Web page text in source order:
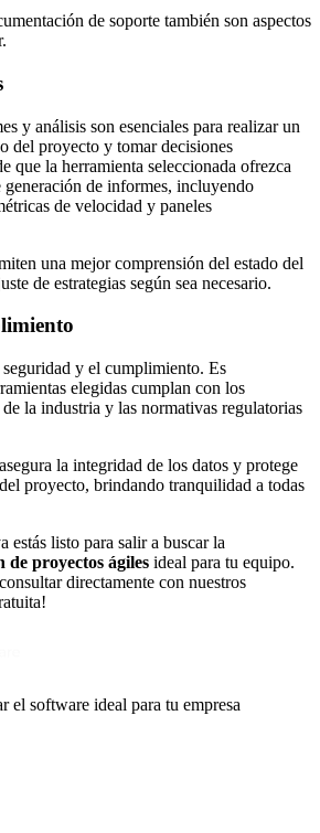
de soporte también son aspectos
y análisis son esenciales para realizar un
del proyecto y tomar decisiones
que la herramienta seleccionada ofrezca
generación de informes, incluyendo
de velocidad y paneles
una mejor comprensión del estado del
de estrategias según sea necesario.
y el cumplimiento. Es
elegidas cumplan con los
de la industria y las normativas regulatorias
la integridad de los datos y protege
proyecto, brindando tranquilidad a todas
estás listo para salir a buscar la
de proyectos ágiles ideal para tu equipo.
directamente con nuestros
el software ideal para tu empresa